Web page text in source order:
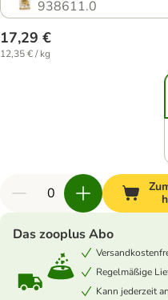
938611.0
17,29 €
12,35 € / kg
Das zooplus Abo
Regelmäßige
Kann jederzeit